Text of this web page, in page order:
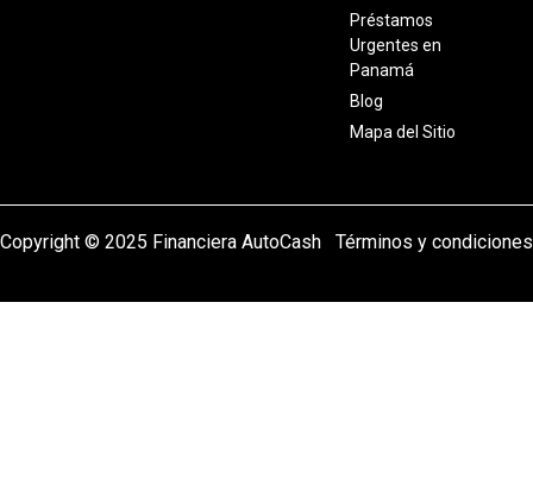
Préstamos
Urgentes en
Panamá
Blog
Mapa del Sitio
Copyright © 2025 Financiera AutoCash Términos y condiciones